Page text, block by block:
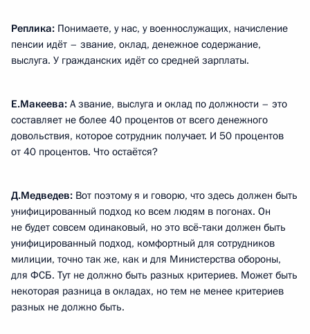
Реплика: Понимаете, у нас, у военнослужащих, начисление
пенсии идёт – звание, оклад, денежное содержание,
выслуга. У гражданских идёт со средней зарплаты.
Е.Макеева: А звание, выслуга и оклад по должности – это
составляет не более 40 процентов от всего денежного
довольствия, которое сотрудник получает. И 50 процентов
от 40 процентов. Что остаётся?
Д.Медведев: Вот поэтому я и говорю, что здесь должен быть
унифицированный подход ко всем людям в погонах. Он
не будет совсем одинаковый, но это всё‑таки должен быть
унифицированный подход, комфортный для сотрудников
милиции, точно так же, как и для Министерства обороны,
для ФСБ. Тут не должно быть разных критериев. Может быть
некоторая разница в окладах, но тем не менее критериев
разных не должно быть.